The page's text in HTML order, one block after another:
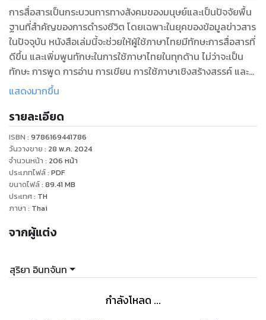
การสื่อสารเป็นกระบวนการทางสังคมของมนุษย์และเป็นปัจจัยพื้น
ฐานที่สำคัญของการดำรงชีวิต โดยเฉพาะในยุคของข้อมูลข่าวสาร
ในปัจจุบัน หนังสือเล่มนี้จะช่วยให้ผู้ใช้ภาษาไทยมีทักษะการสื่อสารที่
ดีขึ้น และเพิ่มพูนทักษะในการใช้ภาษาไทยในทุกด้าน ไม่ว่าจะเป็น
ทักษะ การพูด การอ่าน การเขียน การใช้ภาษาเชิงสร้างสรรค์ และ
การใช้ภาษาในสื่อสารร่วมสมัย รวมทั้งยังให้ตัวอย่างเพื่อเป็น
แสดงมากขึ้น
รายละเอียด
ISBN : 9786169441786
วันวางขาย : 28 พ.ค. 2024
จำนวนหน้า : 206 หน้า
ประเภทไฟล์: PDF
ขนาดไฟล์: 89.41 MB
ประเทศ: TH
ภาษา : Thai
จากผู้แต่ง
สุริยา อินทจันท
กำลังโหลด ...